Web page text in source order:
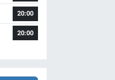
20:00
20:00